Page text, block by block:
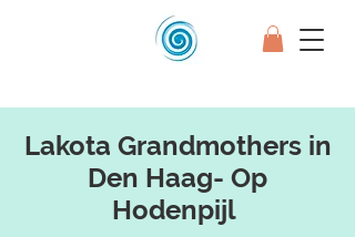
Lakota Grandmothers in
Den Haag- Op
Hodenpijl